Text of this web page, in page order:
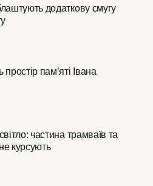
додаткову смугу
пам’яті Івана
частина трамваїв та
курсують